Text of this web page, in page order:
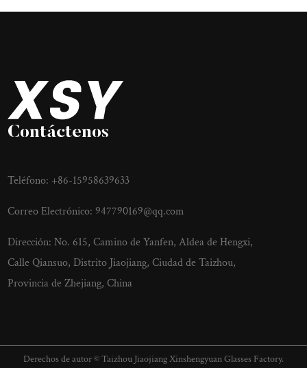
Contáctenos
Teléfono: +86-15958639633
Correo Electrónico:947790169@qq.com
Dirección: No. 615, Camino de Yanfen, Aldea de Hengxi,
Calle Qiansuo, Distrito Jiaojiang, Ciudad de Taizhou,
Provincia de Zhejiang, China
Derechos de autor © Taizhou Jiaojiang Xinshengyuan Glasses Factory.